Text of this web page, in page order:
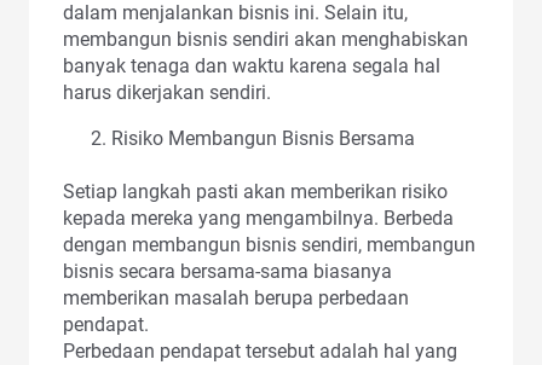
dalam menjalankan bisnis ini. Selain itu,
membangun bisnis sendiri akan menghabiskan
banyak tenaga dan waktu karena segala hal
harus dikerjakan sendiri.
Risiko Membangun Bisnis Bersama
Setiap langkah pasti akan memberikan risiko
kepada mereka yang mengambilnya. Berbeda
dengan membangun bisnis sendiri, membangun
bisnis secara bersama-sama biasanya
memberikan masalah berupa perbedaan
pendapat.
Perbedaan pendapat tersebut adalah hal yang